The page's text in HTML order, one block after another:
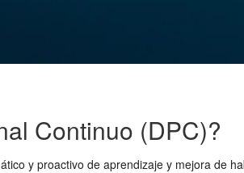
Continuo (DPC)?
y proactivo de aprendizaje y mejora de